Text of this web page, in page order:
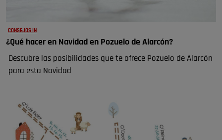
CONSEJOS IN
¿Qué hacer en Navidad en Pozuelo de Alarcón?
Descubre las posibilidades que te ofrece Pozuelo de Alarcón
para esta Navidad